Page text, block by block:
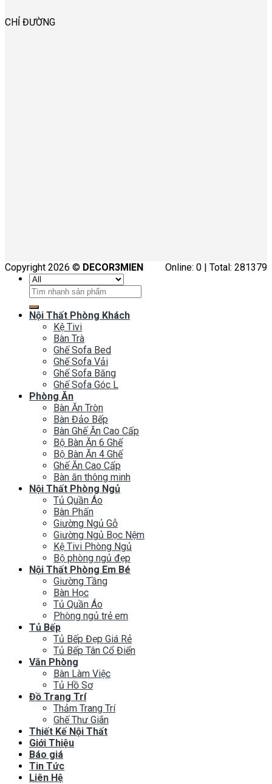
CHỈ ĐƯỜNG
Online: 0 | Total: 281379
Copyright 2026 © DECOR3MIEN
Tìm
kiếm:
Nội Thất Phòng Khách
Kệ Tivi
Bàn Trà
Ghế Sofa Bed
Ghế Sofa Vải
Ghế Sofa Băng
Ghế Sofa Góc L
Phòng Ăn
Bàn Ăn Tròn
Bàn Đảo Bếp
Bàn Ghế Ăn Cao Cấp
Bộ Bàn Ăn 6 Ghế
Bộ Bàn Ăn 4 Ghế
Ghế Ăn Cao Cấp
Bàn ăn thông minh
Nội Thất Phòng Ngủ
Tủ Quần Áo
Bàn Phấn
Giường Ngủ Gỗ
Giường Ngủ Bọc Nệm
Kệ Tivi Phòng Ngủ
Bộ phòng ngủ đẹp
Nội Thất Phòng Em Bé
Giường Tầng
Bàn Học
Tủ Quần Áo
Phòng ngủ trẻ em
Tủ Bếp
Tủ Bếp Đẹp Giá Rẻ
Tủ Bếp Tân Cổ Điển
Văn Phòng
Bàn Làm Việc
Tủ Hồ Sơ
Đồ Trang Trí
Thảm Trang Trí
Ghế Thư Giãn
Thiết Kế Nội Thất
Giới Thiệu
Báo giá
Tin Tức
Liên Hệ